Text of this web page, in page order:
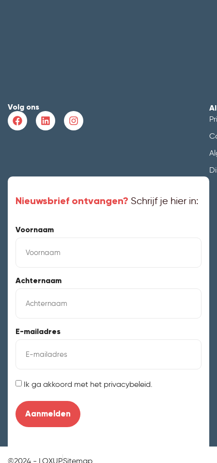
Volg ons
Nieuwsbrief ontvangen? Schrijf je hier in:
Voornaam
Achternaam
E-mailadres
Instemming
Ik ga akkoord met het privacybeleid.
©2024 - LOXUPSitemap